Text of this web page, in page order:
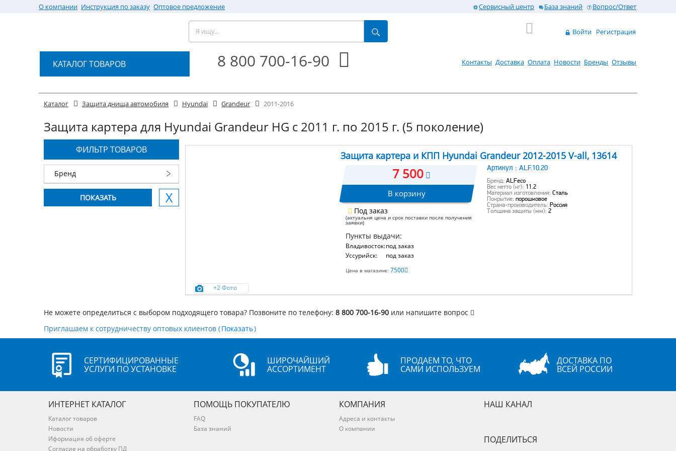
О компании Инструкция по заказу Оптовое предложение Сервисный центр База знаний Вопрос/Ответ
Войти Регистрация
КАТАЛОГ ТОВАРОВ 8 800 700-16-90 Контакты Доставка Оплата Новости Бренды Отзывы
Каталог Защита днища автомобиля Hyundai Grandeur 2011-2016
Защита картера для Hyundai Grandeur HG с 2011 г. по 2015 г. (5 поколение)
ФИЛЬТР ТОВАРОВ
Бренд
Защита картера и КПП Hyundai Grandeur 2012-2015 V-all, 13614
7 500
В корзину
Под заказ
(актуальня цена и срок поставки после получения
заявки)
Пункты выдачи:
Владивосток:под заказ
Уссурийск:
под заказ
Цена в магазине: 7500
Артикул : ALF.10.20
Бренд: ALFeco
Вес нетто (кг): 11.2
Материал изготовления: Сталь
Покрытие: порошковое
Страна-производитель: Россия
Толщина защиты (мм): 2
+2 Фото
Не можете определиться с выбором подходящего товара? Позвоните по телефону: 8 800 700-16-90 или напишите вопрос
Приглашаем к сотрудничеству оптовых клиентов (
)
СЕРТИФИЦИРОВАННЫЕ
УСЛУГИ ПО УСТАНОВКЕ
ШИРОЧАЙШИЙ
АССОРТИМЕНТ
ПРОДАЕМ ТО, ЧТО
САМИ ИСПОЛЬЗУЕМ
ДОСТАВКА ПО
ВСЕЙ РОССИИ
ИНТЕРНЕТ КАТАЛОГ
Каталог товаров
Новости
Иформация об оферте
Согласие на обработку ПД
ПОМОЩЬ ПОКУПАТЕЛЮ
FAQ
База знаний
КОМПАНИЯ
Адреса и контакты
О компании
НАШ КАНАЛ
ПОДЕЛИТЬСЯ